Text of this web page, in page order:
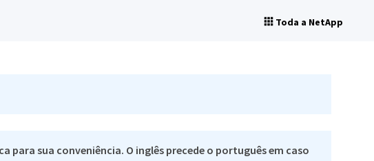
Toda a NetApp
sua conveniência. O inglês precede o português em caso